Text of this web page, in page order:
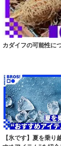
カダイフの可能性に
【氷です】夏を乗り